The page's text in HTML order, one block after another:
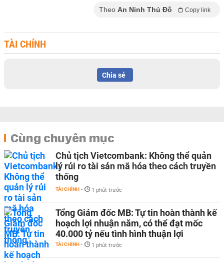
Theo An Ninh Thủ Đô Copy link
TÀI CHÍNH
Chia sẻ
Cùng chuyên mục
Chủ tịch Vietcombank: Không thể quản
lý rủi ro tài sản mã hóa theo cách truyền
thống
TÀI CHÍNH - 1 phút trước
Tổng Giám đốc MB: Tự tin hoàn thành kế
hoạch lợi nhuận năm, có thể đạt mốc
40.000 tỷ nếu tình hình thuận lợi
TÀI CHÍNH - 1 phút trước